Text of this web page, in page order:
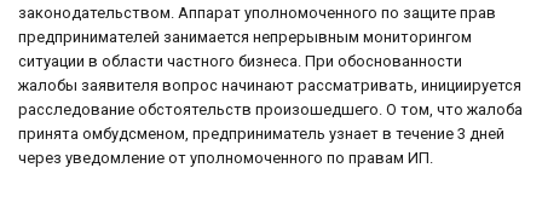
законодательством. Аппарат уполномоченного по защите прав
предпринимателей занимается непрерывным мониторингом
ситуации в области частного бизнеса. При обоснованности
жалобы заявителя вопрос начинают рассматривать, инициируется
расследование обстоятельств произошедшего. О том, что жалоба
принята омбудсменом, предприниматель узнает в течение 3 дней
через уведомление от уполномоченного по правам ИП.